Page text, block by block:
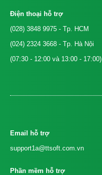
Điện thoại hỗ trợ
(028) 3848 9975 - Tp. HCM
(024) 2324 3668 - Tp. Hà Nội
(07:30 - 12:00 và 13:00 - 17:00)
Email hỗ trợ
support1a@ttsoft.com.vn
Phần mềm hỗ trợ